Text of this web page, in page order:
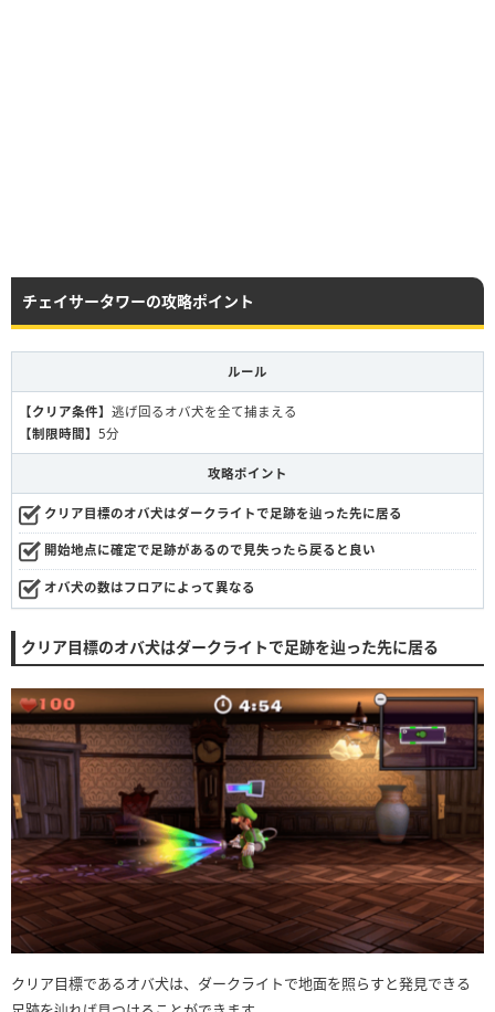
チェイサータワーの攻略ポイント
ルール
【クリア条件】 逃げ回るオバ犬を全て捕まえる
【制限時間】 5分
攻略ポイント
クリア目標のオバ犬はダークライトで足跡を辿った先に居る
開始地点に確定で足跡があるので見失ったら戻ると良い
オバ犬の数はフロアによって異なる
クリア目標のオバ犬はダークライトで足跡を辿った先に居る
クリア目標であるオバ犬は、ダークライトで地面を照らすと発見できる